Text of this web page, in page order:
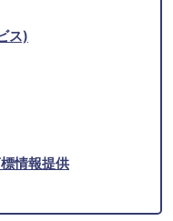
ス)
情報提供